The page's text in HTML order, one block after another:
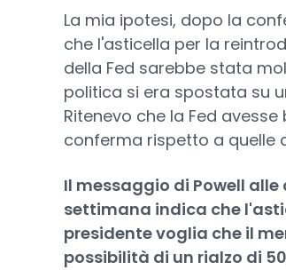
La mia ipotesi, dopo la
che l'asticella per la
della Fed sarebbe stata
politica si era spostata su
Ritenevo che la Fed
conferma rispetto a quelle
Il messaggio di Powell
settimana indica che
presidente voglia che il
possibilità di un rialzo di